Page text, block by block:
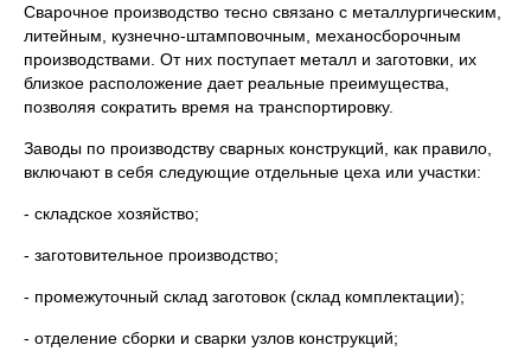
Сварочное производство тесно связано с металлургическим,
литейным, кузнечно-штамповочным, механосборочным
производствами. От них поступает металл и заготовки, их
близкое расположение дает реальные преимущества,
позволяя сократить время на транспортировку.
Заводы по производству сварных конструкций, как правило,
включают в себя следующие отдельные цеха или участки:
- складское хозяйство;
- заготовительное производство;
- промежуточный склад заготовок (склад комплектации);
- отделение сборки и сварки узлов конструкций;